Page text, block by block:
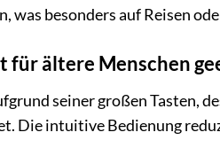
was besonders auf Reisen
für ältere Menschen
seiner großen Tasten,
Die intuitive Bedienung